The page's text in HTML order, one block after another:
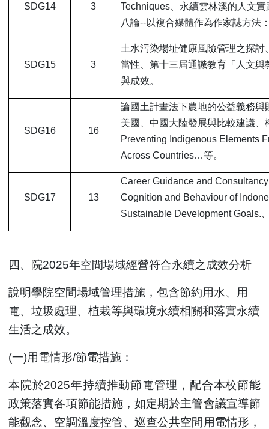
SDG14 3
Techniques 、永續雲林溪的人文
八論--以複合媒體作為作家誌方法
SDG15 3
土水污染場址健康風險管理之探
當性、第十三屆通識教育「人文
與成效。
SDG16 16
論國土計畫法下農地的公益義務
美國、中國大陸發展與比較建議
Preventing Indigenous Elements
Across Countries…等。
SDG17 13
Career Guidance and
Cognition and Behaviour of
Sustainable Development Goals.
四、院2025年空間場域經營符合永續之成效分析
說明學院空間場域管理措施，包含節約用水、用
電、垃圾處理、植栽等與環境永續相關和落實永續
生活之成效。
(一)用電情形/節電措施：
本院於2025年持續推動節電管理，配合本校節能
政策落實各項節能措施，如定期於主管會議宣導節
能觀念、空調溫度控管、巡查公共空間用電情形，